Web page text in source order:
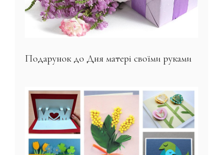
Подарунок до Дня матері своїми руками